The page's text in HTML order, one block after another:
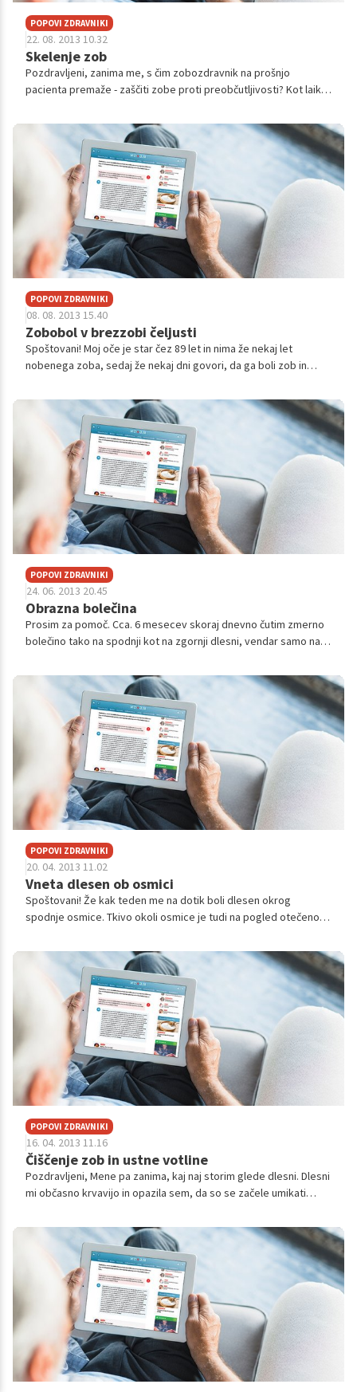
POPOVI ZDRAVNIKI
22. 08. 2013 10.32
Skelenje zob
Pozdravljeni, zanima me, s čim zobozdravnik na prošnjo
pacienta premaže - zaščiti zobe proti preobčutljivosti? Kot laik si
vratov, kar posledi...
POPOVI ZDRAVNIKI
08. 08. 2013 15.40
Zobobol v brezzobi čeljusti
Spoštovani! Moj oče je star čez 89 let in nima že nekaj let
nobenega zoba, sedaj že nekaj dni govori, da ga boli zob in
zob. Če bi imel kakšn...
POPOVI ZDRAVNIKI
24. 06. 2013 20.45
Obrazna bolečina
Prosim za pomoč. Cca. 6 mesecev skoraj dnevno čutim zmerno
bolečino tako na spodnji kot na zgornji dlesni, vendar samo na
dlesen, včasi...
POPOVI ZDRAVNIKI
20. 04. 2013 11.02
Vneta dlesen ob osmici
Spoštovani! Že kak teden me na dotik boli dlesen okrog
spodnje osmice. Tkivo okoli osmice je tudi na pogled otečeno.
žajbljev čaj...
POPOVI ZDRAVNIKI
16. 04. 2013 11.16
Čiščenje zob in ustne votline
Pozdravljeni, Mene pa zanima, kaj naj storim glede dlesni. Dlesni
mi občasno krvavijo in opazila sem, da so se začele umikati
ustavim. Zobe ...